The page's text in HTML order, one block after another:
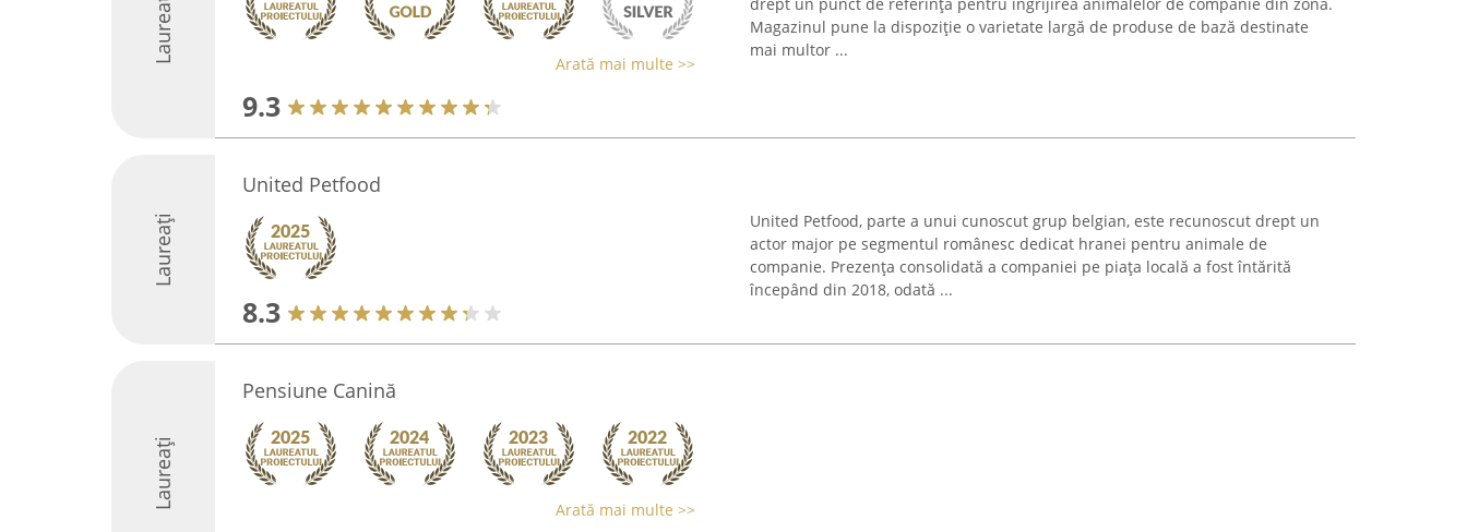
Laureați Arată mai multe >>
9.3
Magazinul pune la dispoziție o varietate largă de produse de bază destinate
mai multor ...
Laureați
United Petfood
8.3
United Petfood, parte a unui cunoscut grup belgian, este recunoscut drept un
actor major pe segmentul românesc dedicat hranei pentru animale de
companie. Prezența consolidată a companiei pe piața locală a fost întărită
începând din 2018, odată ...
Laureați
Pensiune Canină
Arată mai multe >>